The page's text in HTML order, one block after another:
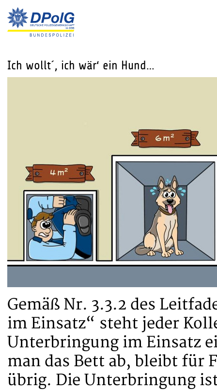
Ich wollt´, ich wär‘ ein Hund…
Gemäß Nr. 3.3.2 des
im Einsatz“ steht jeder
Unterbringung im Einsatz
man das Bett ab, bleibt für
übrig. Die Unterbringung